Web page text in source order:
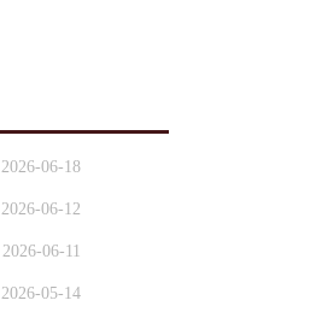
2026-06-18
2026-06-12
2026-06-11
2026-05-14